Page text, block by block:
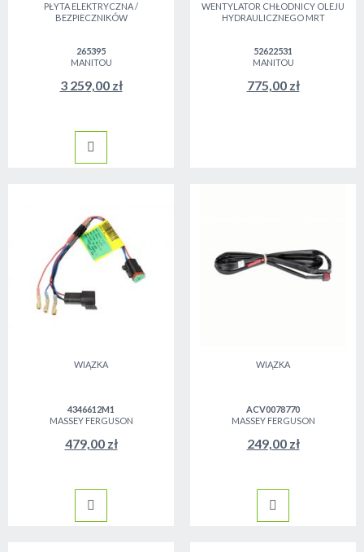
PŁYTA ELEKTRYCZNA /
BEZPIECZNIKÓW
265395
MANITOU
3 259,00 zł
WENTYLATOR CHŁODNICY OLEJU
HYDRAULICZNEGO MRT
52622531
MANITOU
775,00 zł
WIĄZKA
4346612M1
MASSEY FERGUSON
479,00 zł
WIĄZKA
ACV0078770
MASSEY FERGUSON
249,00 zł